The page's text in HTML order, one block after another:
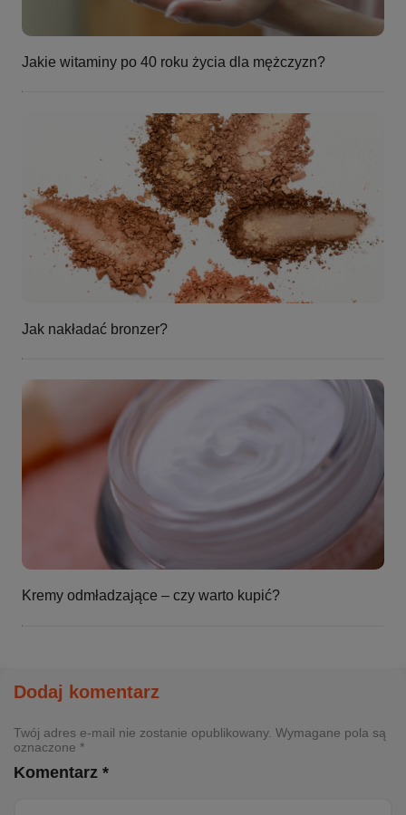
Jakie witaminy po 40 roku życia dla mężczyzn?
Jak nakładać bronzer?
Kremy odmładzające – czy warto kupić?
Dodaj komentarz
Twój adres e-mail nie zostanie opublikowany. Wymagane pola są
oznaczone *
Komentarz *